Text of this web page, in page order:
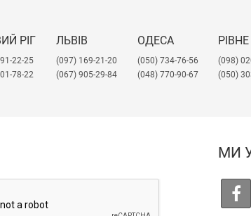
РІГ
22-25
78-22
ЛЬВІВ
​(097) 169-21-20
(067) 905-29-84
ОДЕСА
(050) 734-76-56
(048) 770-90-67
РІВНЕ
(098)
(050)
МИ